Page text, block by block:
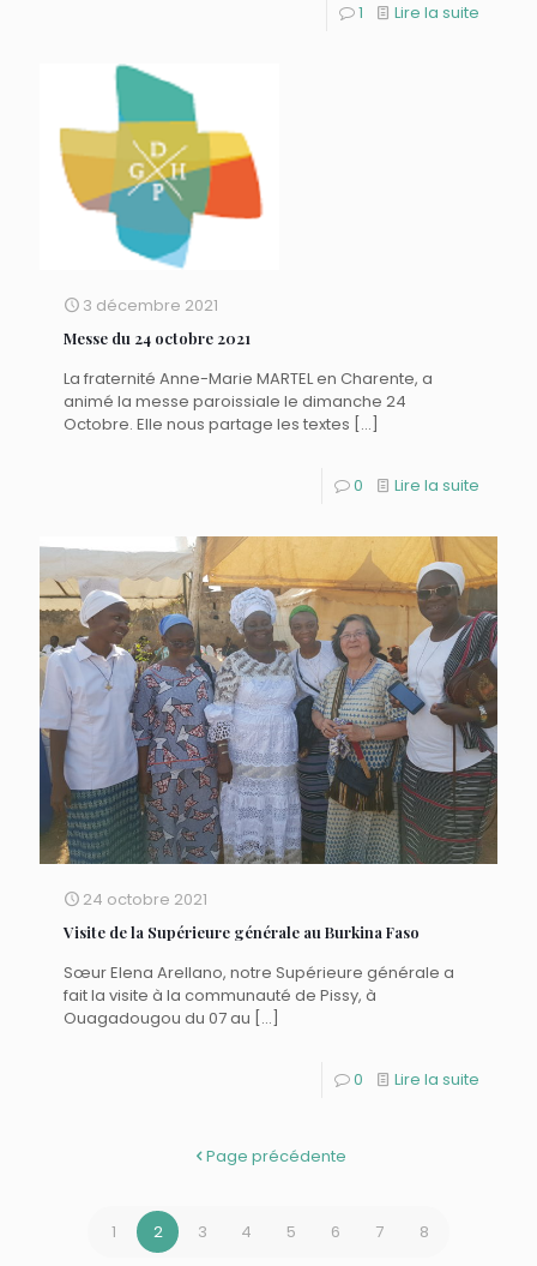
1 Lire la suite
3 décembre 2021
Messe du 24 octobre 2021
La fraternité Anne-Marie MARTEL en Charente, a
animé la messe paroissiale le dimanche 24
Octobre. Elle nous partage les textes […]
0 Lire la suite
24 octobre 2021
Visite de la Supérieure générale au Burkina Faso
Sœur Elena Arellano, notre Supérieure générale a
fait la visite à la communauté de Pissy, à
Ouagadougou du 07 au […]
0 Lire la suite
Page précédente
1 2 3 4 5 6 7 8